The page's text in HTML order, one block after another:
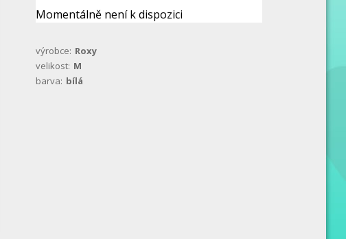
Momentálně není k dispozici
výrobce: Roxy
velikost: M
barva: bílá